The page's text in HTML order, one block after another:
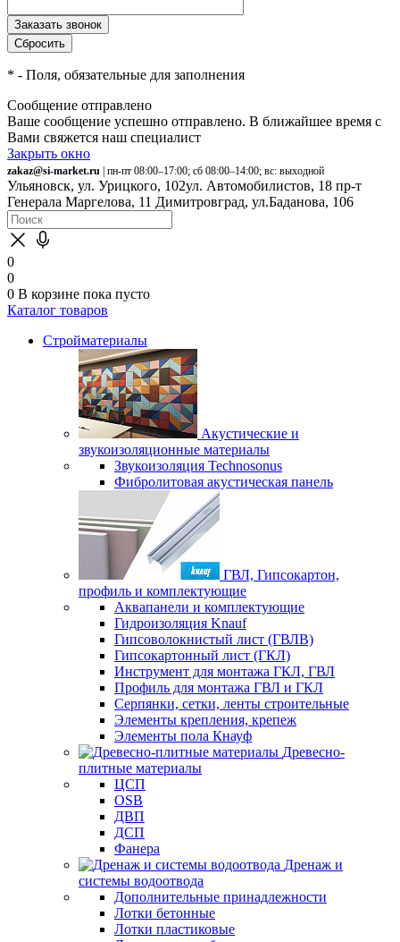
* - Поля, обязательные для заполнения
Сообщение отправлено
Ваше сообщение успешно отправлено. В ближайшее время с
Вами свяжется наш специалист
Закрыть окно
zakaz@si-market.ru | пн-пт 08:00–17:00; сб 08:00–14:00; вс: выходной
Ульяновск, ул. Урицкого, 102ул. Автомобилистов, 18 пр-т
Генерала Маргелова, 11 Димитровград, ул.Баданова, 106
0
0
0 В корзине пока пусто
Каталог товаров
Стройматериалы
Акустические и
звукоизоляционные материалы
Звукоизоляция Technosonus
Фибролитовая акустическая панель
ГВЛ, Гипсокартон,
профиль и комплектующие
Аквапанели и комплектующие
Гидроизоляция Knauf
Гипсоволокнистый лист (ГВЛВ)
Гипсокартонный лист (ГКЛ)
Инструмент для монтажа ГКЛ, ГВЛ
Профиль для монтажа ГВЛ и ГКЛ
Серпянки, сетки, ленты строительные
Элементы крепления, крепеж
Элементы пола Кнауф
Древесно-
плитные материалы
ЦСП
OSB
ДВП
ДСП
Фанера
Дренаж и
системы водоотвода
Дополнительные принадлежности
Лотки бетонные
Лотки пластиковые